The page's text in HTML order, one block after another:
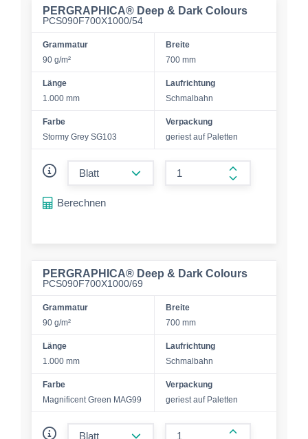
PERGRAPHICA® Deep & Dark Colours
PCS090F700X1000/54
Grammatur
90 g/m²
Breite
700 mm
Länge
1.000 mm
Laufrichtung
Schmalbahn
Farbe
Stormy Grey SG103
Verpackung
geriest auf Paletten
form.increase-
Berechnen
PERGRAPHICA® Deep & Dark Colours
PCS090F700X1000/69
Grammatur
90 g/m²
Breite
700 mm
Länge
1.000 mm
Laufrichtung
Schmalbahn
Farbe
Magnificent Green MAG99
Verpackung
geriest auf Paletten